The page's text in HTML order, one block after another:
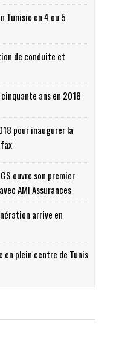
Tunisie en 4 ou 5
de conduite et
ans en 2018
pour inaugurer la
ouvre son premier
AMI Assurances
arrive en
en plein centre de Tunis